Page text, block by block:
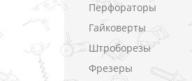
Перфораторы
Гайковерты
Штроборезы
Фрезеры
-5% СКИДКА